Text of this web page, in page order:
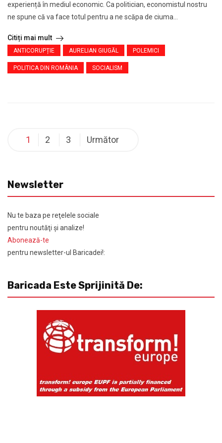
experiență în mediul economic. Ca politician, economistul nostru
ne spune că va face totul pentru a ne scăpa de ciuma...
Citiți mai mult
ANTICORUPȚIE AURELIAN GIUGĂL POLEMICI
POLITICA DIN ROMÂNIA SOCIALISM
1 2 3 Următor
Newsletter
Nu te baza pe reţelele sociale
pentru noutăţi şi analize!
Abonează-te
pentru newsletter-ul Baricadei!:
Baricada Este Sprijinită De: